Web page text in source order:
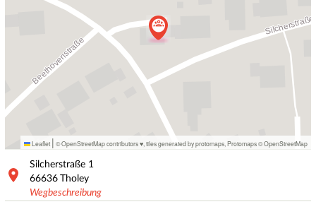
Leaflet | © OpenStreetMap contributors ♥, tiles generated by protomaps Protomaps©OpenStreetMap
Silcherstraße 1
66636 Tholey
Wegbeschreibung